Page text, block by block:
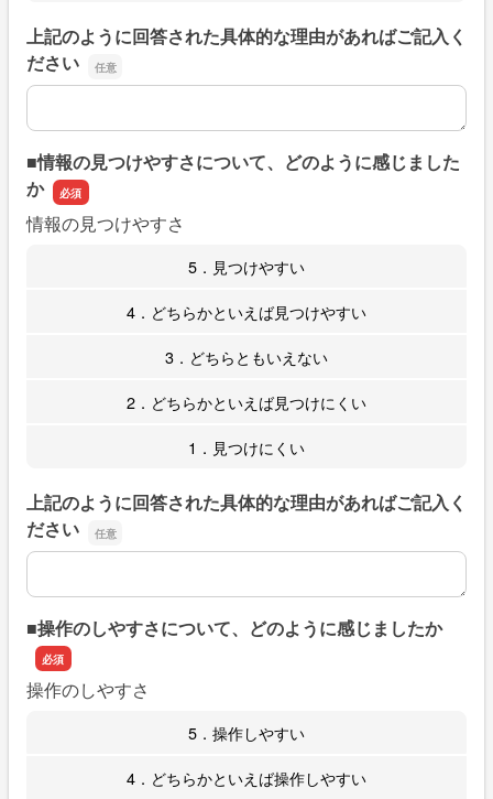
上記のように回答された具体的な理由があればご記入く
ださい
上記のように回答された具体的な理由があればご記入くだ
■情報の見つけやすさについて、どのように感じました
か
情報の見つけやすさ
5．見つけやすい
4．どちらかといえば見つけやすい
3．どちらともいえない
2．どちらかといえば見つけにくい
1．見つけにくい
上記のように回答された具体的な理由があればご記入く
ださい
上記のように回答された具体的な理由があればご記入くだ
■操作のしやすさについて、どのように感じましたか
操作のしやすさ
5．操作しやすい
4．どちらかといえば操作しやすい